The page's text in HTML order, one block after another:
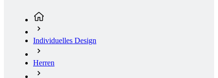
Individuelles Design
Herren